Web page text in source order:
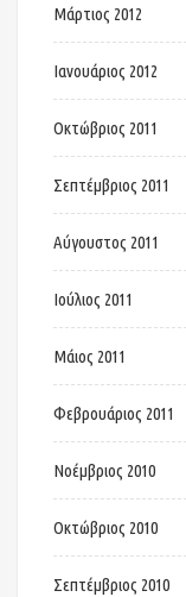
Μάρτιος 2012
Ιανουάριος 2012
Οκτώβριος 2011
Σεπτέμβριος 2011
Αύγουστος 2011
Ιούλιος 2011
Μάιος 2011
Φεβρουάριος 2011
Νοέμβριος 2010
Οκτώβριος 2010
Σεπτέμβριος 2010